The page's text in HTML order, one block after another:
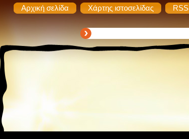
Αρχική σελίδα Χάρτης ιστοσελίδας RSS